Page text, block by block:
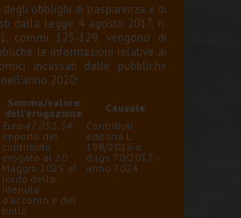
obblighi di trasparenza e di
dalla Legge 4 agosto 2017, n.
commi 125-129, vengono di
le informazioni relative ai
incassati dalle pubbliche
2020:
Somma/valore
dell'erogazione
Causale
Euro 47.051,34 -
importo del
contributo
erogato al 20
Maggio 2025 al
lordo della
ritenuta
d'acconto e del
bollo
Contributi
editoria L.
198/2016 e
d.lgs 70/2017 –
anno 2024